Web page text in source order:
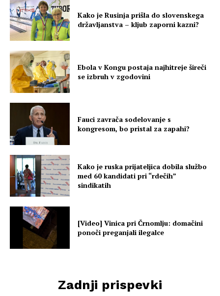
Kako je Rusinja prišla do slovenskega
državljanstva – kljub zaporni kazni?
Ebola v Kongu postaja najhitreje šireči
se izbruh v zgodovini
Fauci zavrača sodelovanje s
kongresom, bo pristal za zapahi?
Kako je ruska prijateljica dobila službo
med 60 kandidati pri “rdečih”
sindikatih
[Video] Vinica pri Črnomlju: domačini
ponoči preganjali ilegalce
Zadnji prispevki